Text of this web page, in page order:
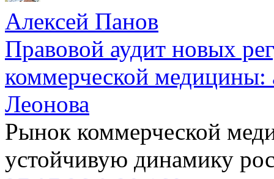
Алексей Панов
Правовой аудит новых
коммерческой медицины:
Леонова
Рынок коммерческой
устойчивую динамику